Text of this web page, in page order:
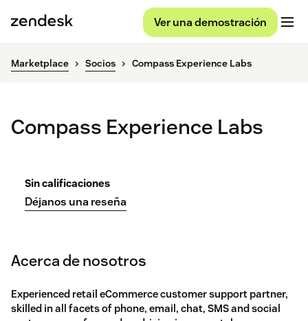
Ver una demostración
Marketplace Socios Compass Experience Labs
Compass Experience Labs
Sin calificaciones
Déjanos una reseña
Acerca de nosotros
Experienced retail eCommerce customer support partner,
skilled in all facets of phone, email, chat, SMS and social